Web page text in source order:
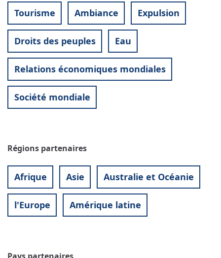
Tourisme Ambiance Expulsion
Droits des peuples Eau
Relations économiques mondiales
Société mondiale
Régions partenaires
Afrique Asie Australie et Océanie
l'Europe Amérique latine